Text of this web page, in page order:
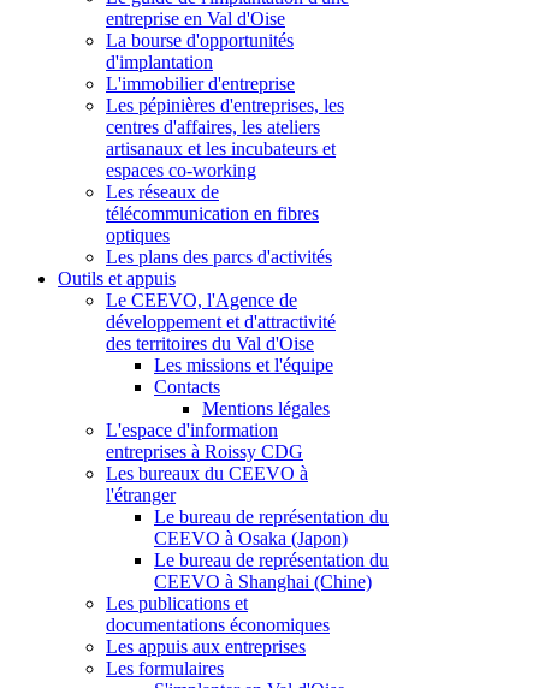
entreprise en Val d'Oise
La bourse d'opportunités
d'implantation
L'immobilier d'entreprise
Les pépinières d'entreprises, les
centres d'affaires, les ateliers
artisanaux et les incubateurs et
espaces co-working
Les réseaux de
télécommunication en fibres
optiques
Les plans des parcs d'activités
Outils et appuis
Le CEEVO, l'Agence de
développement et d'attractivité
des territoires du Val d'Oise
Les missions et l'équipe
Contacts
Mentions légales
L'espace d'information
entreprises à Roissy CDG
Les bureaux du CEEVO à
l'étranger
Le bureau de représentation du
CEEVO à Osaka (Japon)
Le bureau de représentation du
CEEVO à Shanghai (Chine)
Les publications et
documentations économiques
Les appuis aux entreprises
Les formulaires